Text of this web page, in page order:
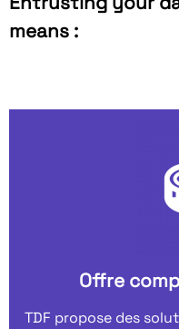
means :
Offre
TDF propose des